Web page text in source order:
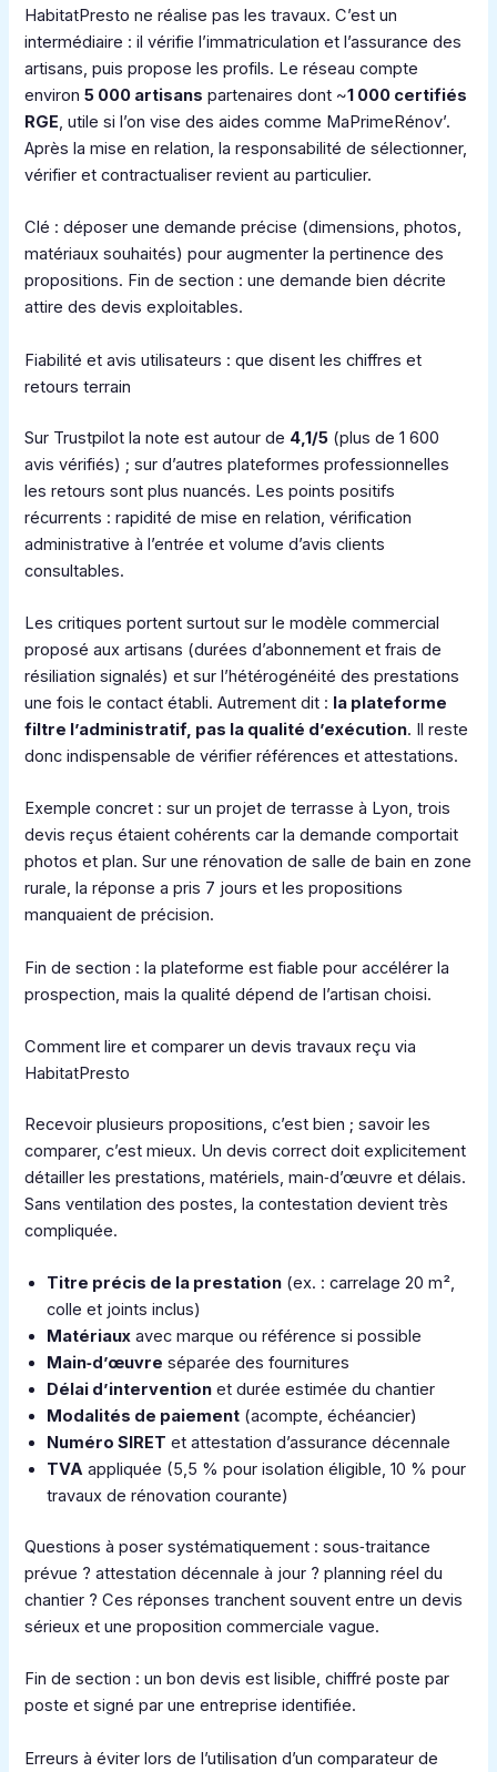
HabitatPresto ne réalise pas les travaux. C’est un
intermédiaire : il vérifie l’immatriculation et l’assurance des
artisans, puis propose les profils. Le réseau compte
environ5 000 artisans partenaires dont ~1 000 certifiés
RGE, utile si l’on vise des aides comme MaPrimeRénov’.
Après la mise en relation, la responsabilité de sélectionner,
vérifier et contractualiser revient au particulier.
Clé : déposer une demande précise (dimensions, photos,
matériaux souhaités) pour augmenter la pertinence des
propositions. Fin de section : une demande bien décrite
attire des devis exploitables.
Fiabilité et avis utilisateurs : que disent les chiffres et
retours terrain
Sur Trustpilot la note est autour de 4,1/5 (plus de 1 600
avis vérifiés) ; sur d’autres plateformes professionnelles
les retours sont plus nuancés. Les points positifs
récurrents : rapidité de mise en relation, vérification
administrative à l’entrée et volume d’avis clients
consultables.
Les critiques portent surtout sur le modèle commercial
proposé aux artisans (durées d’abonnement et frais de
résiliation signalés) et sur l’hétérogénéité des prestations
une fois le contact établi. Autrement dit : la plateforme
filtre l’administratif, pas la qualité d’exécution. Il reste
donc indispensable de vérifier références et attestations.
Exemple concret : sur un projet de terrasse à Lyon, trois
devis reçus étaient cohérents car la demande comportait
photos et plan. Sur une rénovation de salle de bain en zone
rurale, la réponse a pris 7 jours et les propositions
manquaient de précision.
Fin de section : la plateforme est fiable pour accélérer la
prospection, mais la qualité dépend de l’artisan choisi.
Comment lire et comparer un devis travaux reçu via
HabitatPresto
Recevoir plusieurs propositions, c’est bien ; savoir les
comparer, c’est mieux. Un devis correct doit explicitement
détailler les prestations, matériels, main‑d’œuvre et délais.
Sans ventilation des postes, la contestation devient très
compliquée.
Titre précis de la prestation (ex. : carrelage 20 m²,
colle et joints inclus)
Matériaux avec marque ou référence si possible
Main‑d’œuvre séparée des fournitures
Délai d’intervention et durée estimée du chantier
Modalités de paiement (acompte, échéancier)
Numéro SIRET et attestation d’assurance décennale
TVA appliquée (5,5 % pour isolation éligible, 10 % pour
travaux de rénovation courante)
Questions à poser systématiquement : sous‑traitance
prévue ? attestation décennale à jour ? planning réel du
chantier ? Ces réponses tranchent souvent entre un devis
sérieux et une proposition commerciale vague.
Fin de section : un bon devis est lisible, chiffré poste par
poste et signé par une entreprise identifiée.
Erreurs à éviter lors de l’utilisation d’un comparateur de